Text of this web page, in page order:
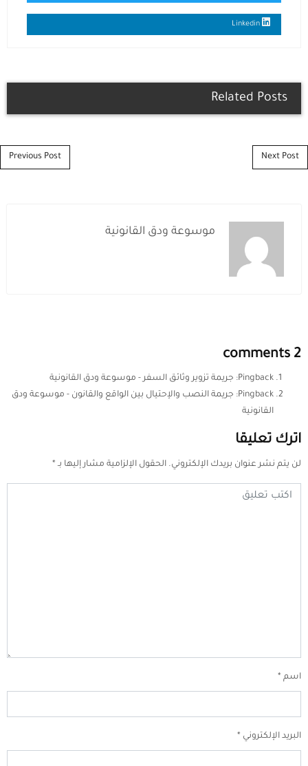
Related Posts
Post navigation
Previous Post Next Post
موسوعة ودق القانونية
2 comments
Pingback: جريمة تزوير وثائق السفر - موسوعة ودق القانونية
Pingback: جريمة النصب والإحتيال بين الواقع والقانون - موسوعة ودق
القانونية
اترك تعليقا
لن يتم نشر عنوان بريدك الإلكتروني. الحقول الإلزامية مشار إليها بـ *
اسم *
البريد الإلكتروني *